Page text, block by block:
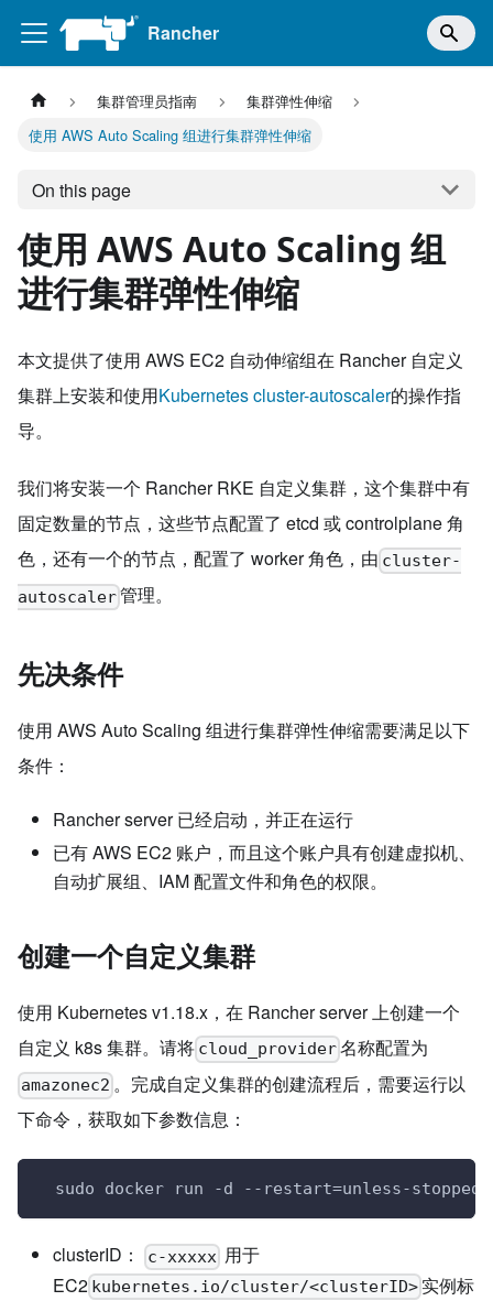
Rancher
集群管理员指南
集群弹性伸缩
使用 AWS Auto Scaling 组进行集群弹性伸缩
On this page
使用 AWS Auto Scaling 组
进行集群弹性伸缩
本文提供了使用 AWS EC2 自动伸缩组在 Rancher 自定义
集群上安装和使用Kubernetes cluster-autoscaler的操作指
导。
我们将安装一个 Rancher RKE 自定义集群，这个集群中有
固定数量的节点，这些节点配置了 etcd 或 controlplane 角
色，还有一个的节点，配置了 worker 角色，由 cluster-
autoscaler管理。
先决条件
使用 AWS Auto Scaling 组进行集群弹性伸缩需要满足以下
条件：
Rancher server 已经启动，并正在运行
已有 AWS EC2 账户，而且这个账户具有创建虚拟机、
自动扩展组、IAM 配置文件和角色的权限。
创建一个自定义集群
使用 Kubernetes v1.18.x，在 Rancher server 上创建一个
自定义 k8s 集群。请将 cloud_provider名称配置为
amazonec2 。完成自定义集群的创建流程后，需要运行以
下命令，获取如下参数信息：
sudo docker run -d --restart=unless-
clusterID： c-xxxxx 用于
EC2 kubernetes.io/cluster/<clusterID> 实例标